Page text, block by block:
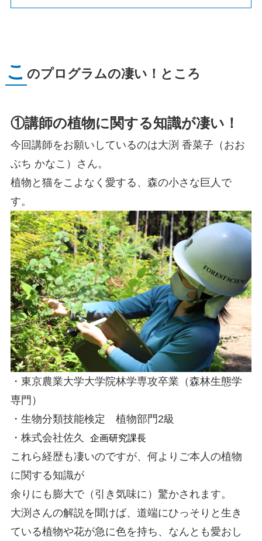
こ のプログラムの凄い！ところ
①講師の植物に関する知識が凄い！
今回講師をお願いしているのは大渕 香菜子（おお
ぶち かなこ）
さん。
植物と猫をこよなく愛する、森の小さな巨人で
す。
・東京農業大学大学院林学専攻卒業（森林生態学
専門）
・生物分類技能検定 植物部門2級
・株式会社佐久 企画研究課長
これら経歴も凄いのですが、何よりご本人の植物
に関する知識が
余りにも膨大で（引き気味に）驚かされます。
大渕さんの解説を聞けば、道端にひっそりと生き
ている植物や花が急に色を持ち、なんとも愛おし